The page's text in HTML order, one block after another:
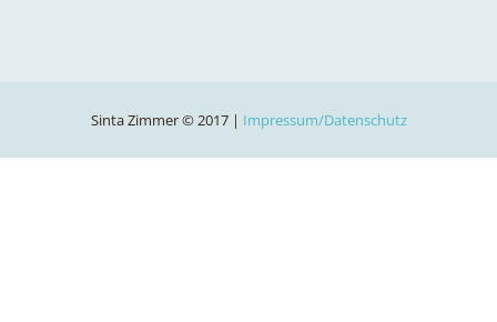
Sinta Zimmer © 2017 | Impressum/Datenschutz